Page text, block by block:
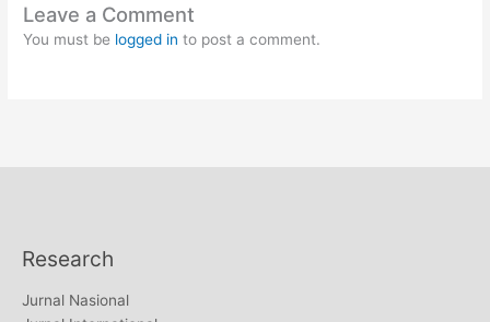
Leave a Comment
You must be logged in to post a comment.
Research
Jurnal Nasional